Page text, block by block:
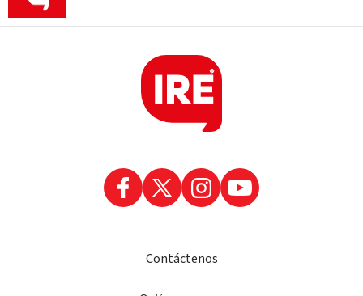
Contáctenos